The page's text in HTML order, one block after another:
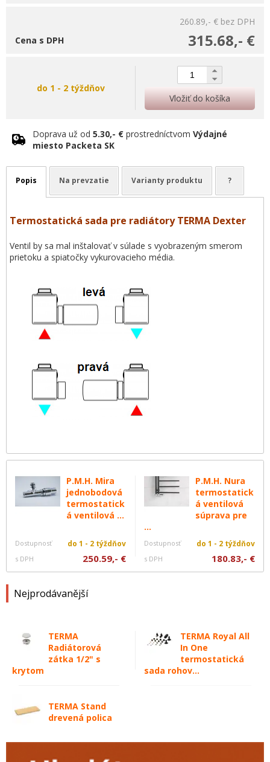
P.M.H. Mira
jednobodová
termostatick
á ventilová ...
Dostupnosť do 1 - 2 týždňov
s DPH 250.59,- €
P.M.H. Nura
termostatick
á ventilová
súprava pre
...
Dostupnosť do 1 - 2 týždňov
s DPH 180.83,- €
Nejprodávanější
TERMA
Radiátorová
zátka 1/2" s
krytom
TERMA Royal All
In One
termostatická
sada rohov...
TERMA Stand
drevená polica
260.89,- € bez DPH
315.68,- €
Cena s DPH
do 1 - 2 týždňov
Vložiť do košíka
Doprava už od 5.30,- € prostredníctvom Výdajné
miesto Packeta SK
Popis Na prevzatie Varianty produktu ?
Termostatická sada pre radiátory TERMA Dexter
Ventil by sa mal inštalovať v súlade s vyobrazeným smerom
prietoku a spiatočky vykurovacieho média.